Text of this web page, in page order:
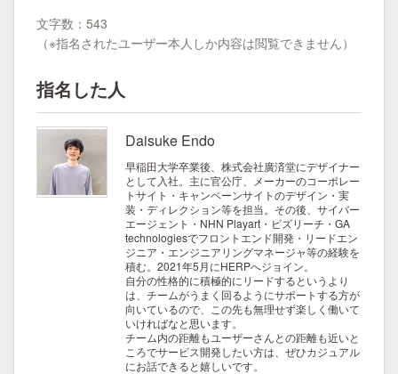
文字数：543
（※指名されたユーザー本人しか内容は閲覧できません）
指名した人
Daisuke Endo
早稲田大学卒業後、株式会社廣済堂にデザイナー
として入社。主に官公庁、メーカーのコーポレー
トサイト・キャンペーンサイトのデザイン・実
装・ディレクション等を担当。その後、サイバー
エージェント・NHN Playart・ビズリーチ・GA
technologiesでフロントエンド開発・リードエン
ジニア・エンジニアリングマネージャ等の経験を
積む。2021年5月にHERPへジョイン。
自分の性格的に積極的にリードするというより
は、チームがうまく回るようにサポートする方が
向いているので、この先も無理せず楽しく働いて
いければなと思います。
チーム内の距離もユーザーさんとの距離も近いと
ころでサービス開発したい方は、ぜひカジュアル
にお話できると嬉しいです。